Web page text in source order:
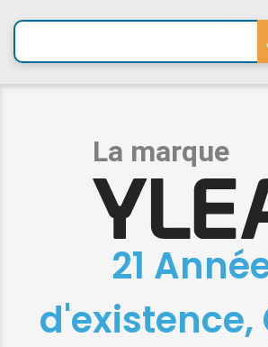
21
d'existence,